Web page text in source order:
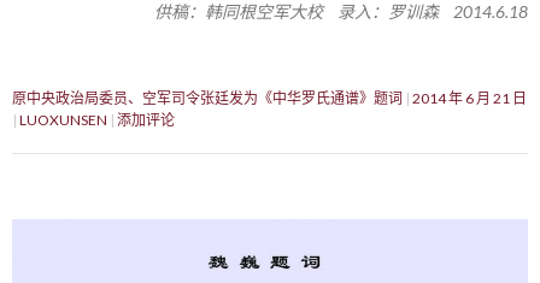
供稿：韩同根空军大校 录入：罗训森 2014.6.18
原中央政治局委员、空军司令张廷发为《中华罗氏通谱》题词 2014 年 6 月 21 日
LUOXUNSEN 添加评论